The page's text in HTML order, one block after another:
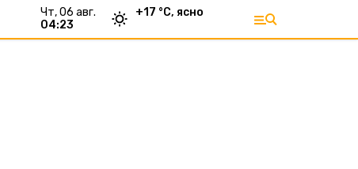
чт, 06 авг.
04:23
+17 °С, ясно